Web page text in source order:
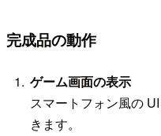
完成品の動作
ゲーム画面の表示
スマートフォン風の
きます。